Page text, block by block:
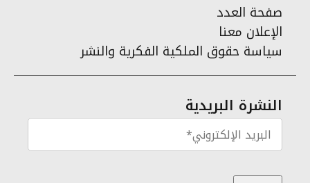
صفحة العدد
الإعلان معنا
سياسة حقوق الملكية الفكرية والنشر
النشرة البريدية